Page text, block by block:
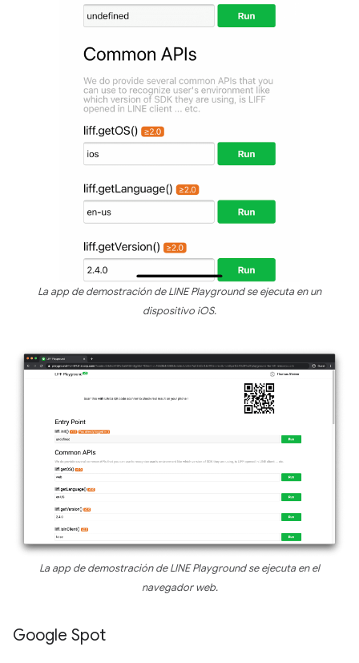
La app de demostración de LINE Playground se ejecuta en un
dispositivo iOS.
La app de demostración de LINE Playground se ejecuta en el
navegador web.
Google Spot